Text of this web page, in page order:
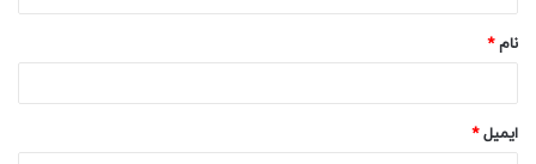
*
نام*
ایمیل*